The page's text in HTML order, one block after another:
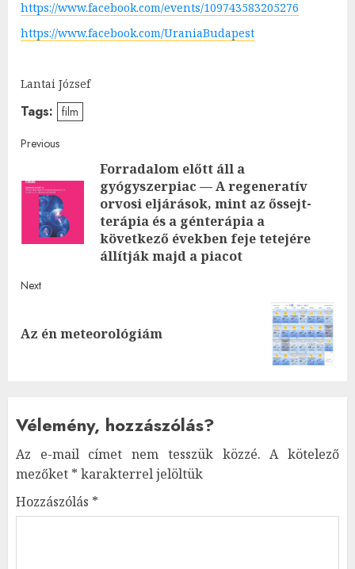
https://www.facebook.com/events/109743583205276
https://www.facebook.com/UraniaBudapest
Lantai József
Tags: film
Post
navigation
Previous
Forradalom előtt áll a
gyógyszerpiac — A regeneratív
orvosi eljárások, mint az őssejt-
terápia és a génterápia a
következő években feje tetejére
állítják majd a piacot
Next
Next
Az én meteorológiám
Vélemény, hozzászólás?
Az e-mail címet nem tesszük közzé. A kötelező
mezőket * karakterrel jelöltük
Hozzászólás *